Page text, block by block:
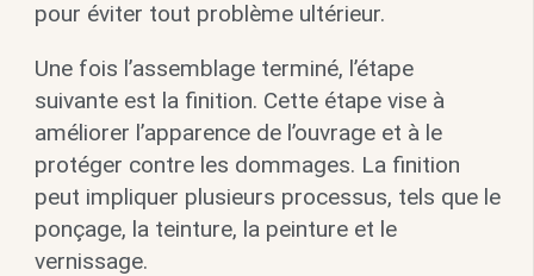
pour éviter tout problème ultérieur.
Une fois l’assemblage terminé, l’étape
suivante est la finition. Cette étape vise à
améliorer l’apparence de l’ouvrage et à le
protéger contre les dommages. La finition
peut impliquer plusieurs processus, tels que le
ponçage, la teinture, la peinture et le
vernissage.